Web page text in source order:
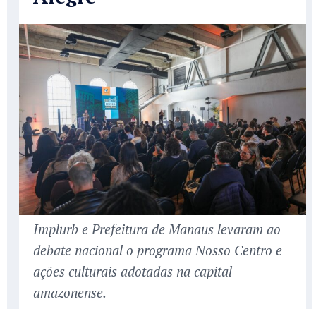
Implurb e Prefeitura de Manaus levaram ao
debate nacional o programa Nosso Centro e
ações culturais adotadas na capital
amazonense.